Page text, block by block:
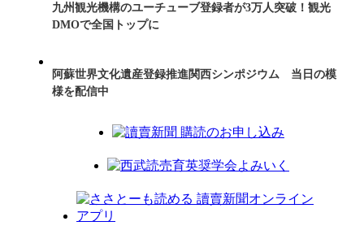
九州観光機構のユーチューブ登録者が3万人突破！観光
DMOで全国トップに
阿蘇世界文化遺産登録推進関西シンポジウム 当日の模
様を配信中